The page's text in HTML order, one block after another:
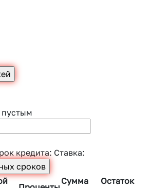
пустым
кредита: Ставка:
Сумма
Остаток